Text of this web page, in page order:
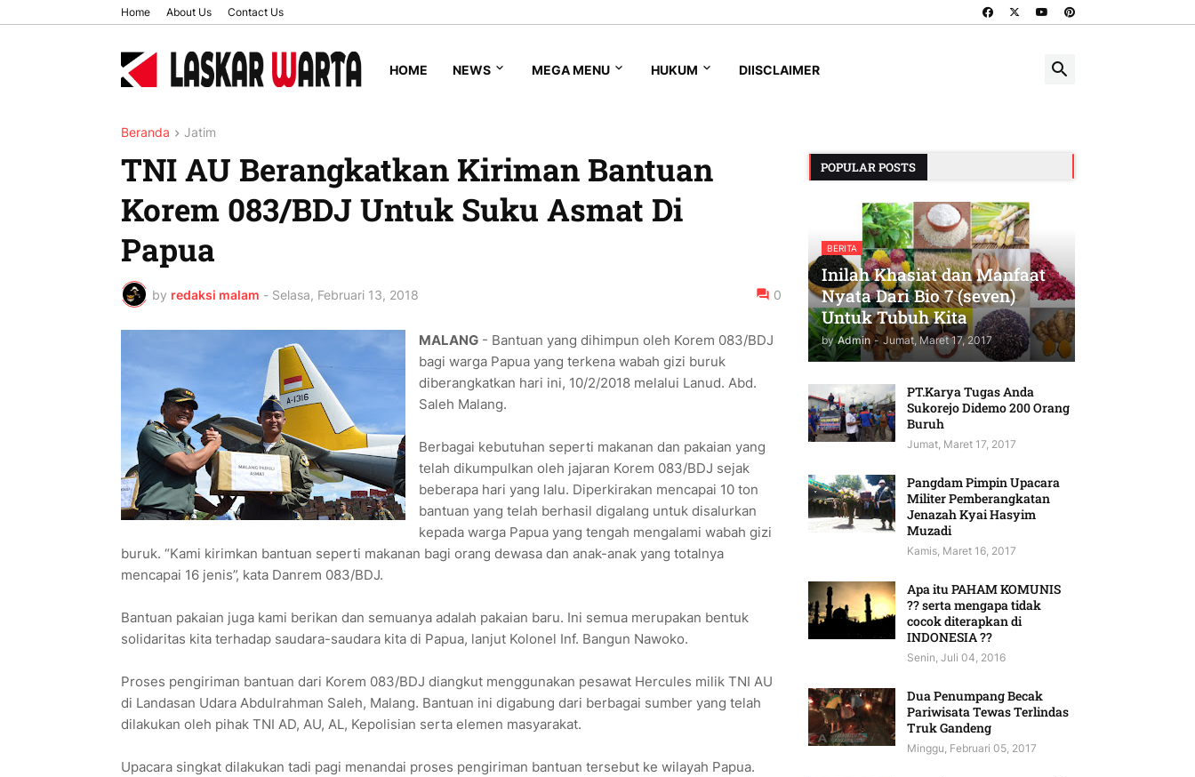
Home About Us Contact Us
HOME NEWS MEGA MENU HUKUM DIISCLAIMER
Beranda Jatim
TNI AU Berangkatkan Kiriman Bantuan
Korem 083/BDJ Untuk Suku Asmat Di
Papua
by redaksi malam - Selasa, Februari 13, 2018 0
MALANG- Bantuan yang dihimpun oleh Korem 083/BDJ
bagi warga Papua yang terkena wabah gizi buruk
diberangkatkan hari ini, 10/2/2018 melalui Lanud. Abd.
Saleh Malang.
Berbagai kebutuhan seperti makanan dan pakaian yang
telah dikumpulkan oleh jajaran Korem 083/BDJ sejak
beberapa hari yang lalu. Diperkirakan mencapai 10 ton
bantuan yang telah berhasil digalang untuk disalurkan
kepada warga Papua yang tengah mengalami wabah gizi
buruk. “Kami kirimkan bantuan seperti makanan bagi orang dewasa dan anak-anak yang totalnya
mencapai 16 jenis”, kata Danrem 083/BDJ.
Bantuan pakaian juga kami berikan dan semuanya adalah pakaian baru. Ini semua merupakan bentuk
solidaritas kita terhadap saudara-saudara kita di Papua, lanjut Kolonel Inf. Bangun Nawoko.
Proses pengiriman bantuan dari Korem 083/BDJ diangkut menggunakan pesawat Hercules milik TNI AU
di Landasan Udara Abdulrahman Saleh, Malang. Bantuan ini digabung dari berbagai sumber yang telah
dilakukan oleh pihak TNI AD, AU, AL, Kepolisian serta elemen masyarakat.
Upacara singkat dilakukan tadi pagi menandai proses pengiriman bantuan tersebut ke wilayah Papua.
POPULAR POSTS
BERITA
Inilah Khasiat dan Manfaat
Nyata Dari Bio 7 (seven)
Untuk Tubuh Kita
by Admin - Jumat, Maret 17, 2017
PT.Karya Tugas Anda
Sukorejo Didemo 200 Orang
Buruh
Jumat, Maret 17, 2017
Pangdam Pimpin Upacara
Militer Pemberangkatan
Jenazah Kyai Hasyim
Muzadi
Kamis, Maret 16, 2017
Apa itu PAHAM KOMUNIS
?? serta mengapa tidak
cocok diterapkan di
INDONESIA ??
Senin, Juli 04, 2016
Dua Penumpang Becak
Pariwisata Tewas Terlindas
Truk Gandeng
Minggu, Februari 05, 2017